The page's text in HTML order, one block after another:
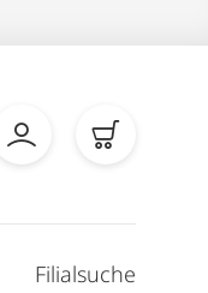
Filialsuche